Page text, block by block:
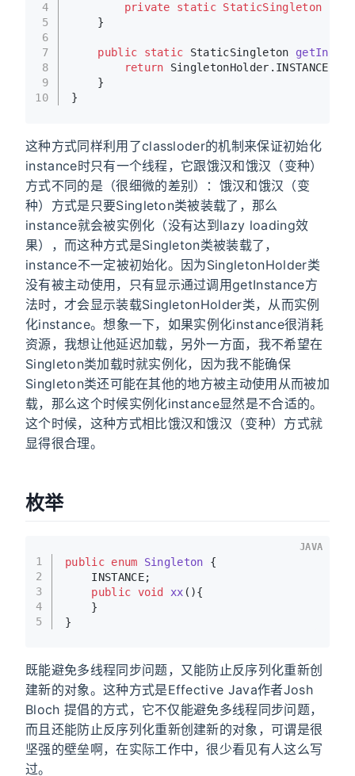
4
5
6
7
8
9
10
private
static StaticSingleton
    }
public static StaticSingleton
return SingletonHolder.INSTANCE;
    }
}
这种方式同样利用了classloder的机制来保证初始化
instance时只有一个线程，它跟饿汉和饿汉（变种）
方式不同的是（很细微的差别）：饿汉和饿汉（变
种）方式是只要Singleton类被装载了，那么
instance就会被实例化（没有达到lazy loading效
果），而这种方式是Singleton类被装载了，
instance不一定被初始化。因为SingletonHolder类
没有被主动使用，只有显示通过调用getInstance方
法时，才会显示装载SingletonHolder类，从而实例
化instance。想象一下，如果实例化instance很消耗
资源，我想让他延迟加载，另外一方面，我不希望在
Singleton类加载时就实例化，因为我不能确保
Singleton类还可能在其他的地方被主动使用从而被加
载，那么这个时候实例化instance显然是不合适的。
这个时候，这种方式相比饿汉和饿汉（变种）方式就
显得很合理。
枚举
1
2
3
4
5
public enum Singleton {
    INSTANCE;
public void xx (){
    }
}
JAVA
既能避免多线程同步问题，又能防止反序列化重新创
建新的对象。这种方式是Effective Java作者Josh
Bloch 提倡的方式，它不仅能避免多线程同步问题，
而且还能防止反序列化重新创建新的对象，可谓是很
坚强的壁垒啊，在实际工作中，很少看见有人这么写
过。